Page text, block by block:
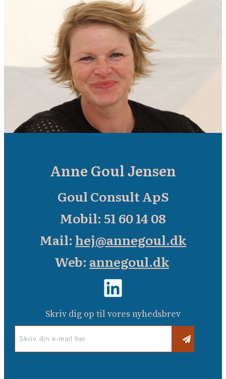
Anne Goul Jensen
Goul Consult ApS
Mobil: 51 60 14 08
Mail:hej@annegoul.dk
Web: annegoul.dk
Skriv dig op til vores nyhedsbrev